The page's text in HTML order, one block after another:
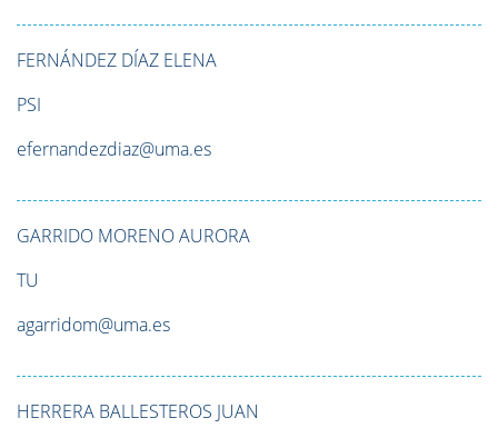
FERNÁNDEZ DÍAZ ELENA
PSI
efernandezdiaz@uma.es
GARRIDO MORENOAURORA
TU
agarridom@uma.es
HERRERA BALLESTEROS JUAN